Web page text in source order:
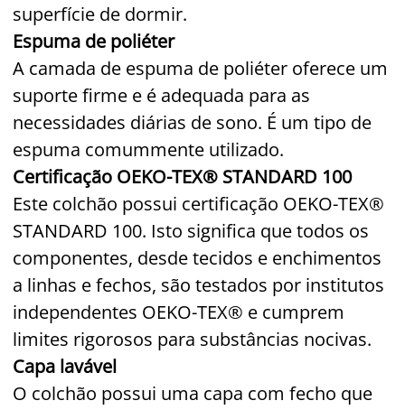
superfície de dormir.
Espuma de poliéter
A camada de espuma de poliéter oferece um
suporte firme e é adequada para as
necessidades diárias de sono. É um tipo de
espuma comummente utilizado.
Certificação OEKO-TEX® STANDARD 100
Este colchão possui certificação OEKO-TEX®
STANDARD 100. Isto significa que todos os
componentes, desde tecidos e enchimentos
a linhas e fechos, são testados por institutos
independentes OEKO-TEX® e cumprem
limites rigorosos para substâncias nocivas.
Capa lavável
O colchão possui uma capa com fecho que